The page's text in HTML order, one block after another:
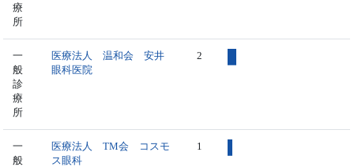
療
所
一
般
診
療
所
医療法人 温和会 安井
眼科医院
2
一
般
医療法人 TM会 コスモ
ス眼科
1